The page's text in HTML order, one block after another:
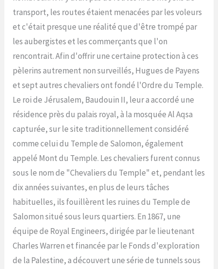
transport, les routes étaient menacées par les voleurs
et c'était presque une réalité que d'être trompé par
les aubergistes et les commerçants que l'on
rencontrait. Afin d'offrir une certaine protection à ces
pèlerins autrement non surveillés, Hugues de Payens
et sept autres chevaliers ont fondé l'Ordre du Temple.
Le roi de Jérusalem, Baudouin II, leur a accordé une
résidence près du palais royal, à la mosquée Al Aqsa
capturée, sur le site traditionnellement considéré
comme celui du Temple de Salomon, également
appelé Mont du Temple. Les chevaliers furent connus
sous le nom de "Chevaliers du Temple" et, pendant les
dix années suivantes, en plus de leurs tâches
habituelles, ils fouillèrent les ruines du Temple de
Salomon situé sous leurs quartiers. En 1867, une
équipe de Royal Engineers, dirigée par le lieutenant
Charles Warren et financée par le Fonds d'exploration
de la Palestine, a découvert une série de tunnels sous